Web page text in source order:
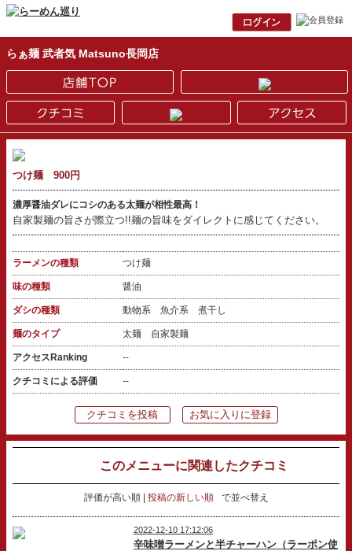
らぁ麺 武者気 Matsuno長岡店
つけ麺 900円
濃厚醤油ダレにコシのある太麺が相性最高！
自家製麺の旨さが際立つ!!麺の旨味をダイレクトに感じてください。
ラーメンの種類 つけ麺
味の種類 醤油
ダシの種類 動物系 魚介系 煮干し
麺のタイプ 太麺 自家製麺
アクセスRanking --
クチコミによる評価 --
クチコミを投稿 お気に入りに登録
このメニューに関連したクチコミ
評価が高い順 投稿の新しい順 で並べ替え
2022-12-10 17:12:06
辛味噌ラーメンと半チャーハン（ラーポン使